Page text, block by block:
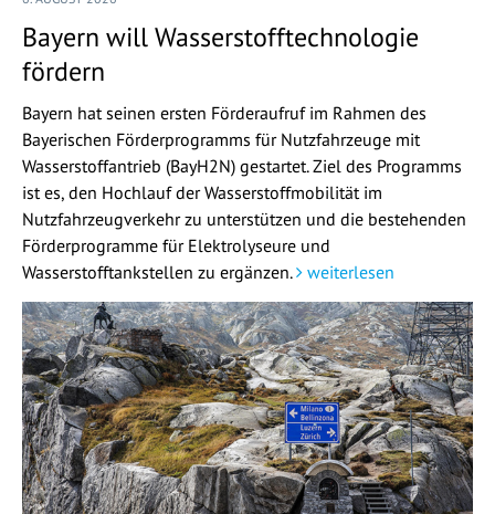
Bayern will Wasserstofftechnologie
fördern
Bayern hat seinen ersten Förderaufruf im Rahmen des
Bayerischen Förderprogramms für Nutzfahrzeuge mit
Wasserstoffantrieb (BayH2N) gestartet. Ziel des Programms
ist es, den Hochlauf der Wasserstoffmobilität im
Nutzfahrzeugverkehr zu unterstützen und die bestehenden
Förderprogramme für Elektrolyseure und
Wasserstofftankstellen zu ergänzen.
weiterlesen